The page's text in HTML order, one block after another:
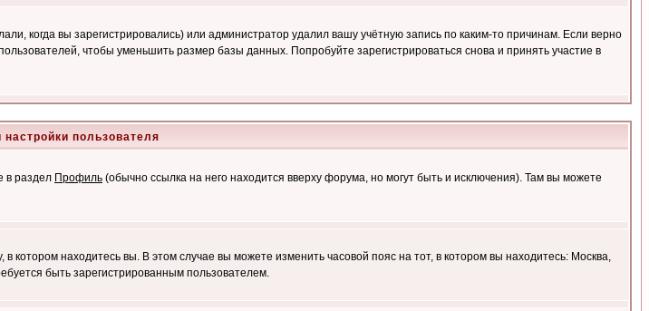
когда вы зарегистрировались) или администратор удалил вашу учётную запись по каким-то причинам. Если верно
чтобы уменьшить размер базы данных. Попробуйте зарегистрироваться снова и принять участие в
пользователя
в раздел Профиль (обычно ссылка на него находится вверху форума, но могут быть и исключения). Там вы можете
находитесь вы. В этом случае вы можете изменить часовой пояс на тот, в котором вы находитесь: Москва,
быть зарегистрированным пользователем.